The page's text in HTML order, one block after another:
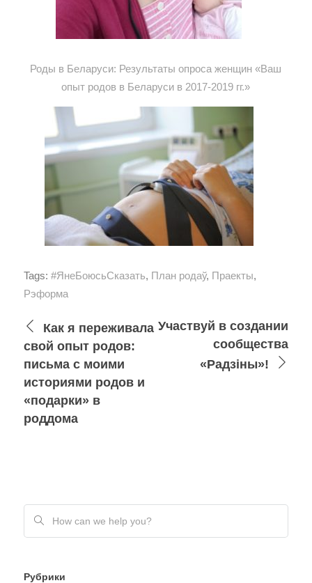
Роды в Беларуси: Результаты опроса женщин «Ваш
опыт родов в Беларуси в 2017-2019 гг.»
Tags: #ЯнеБоюсьСказать, План родаў, Праекты,
Рэформа
Как я переживала
свой опыт родов:
письма с моими
историями родов и
«подарки» в
роддома
Участвуй в создании
сообщества
«Радзіны»!
Рубрики